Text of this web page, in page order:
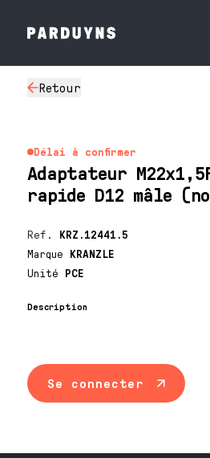
Retour
Délai à confirmer
Adaptateur
rapide D12 mâle
Ref. KRZ.12441.5
Marque KRANZLE
Unité PCE
Description
Se connecter